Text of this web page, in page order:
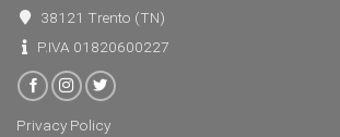
38121 Trento (TN)
P.IVA 01820600227
Privacy Policy